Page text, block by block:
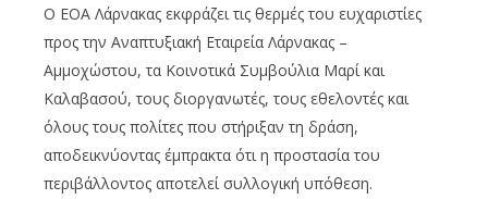
Ο ΕΟΑ Λάρνακας εκφράζει τις θερμές του ευχαριστίες
προς την Αναπτυξιακή Εταιρεία Λάρνακας –
Αμμοχώστου, τα Κοινοτικά Συμβούλια Μαρί και
Καλαβασού, τους διοργανωτές, τους εθελοντές και
όλους τους πολίτες που στήριξαν τη δράση,
αποδεικνύοντας έμπρακτα ότι η προστασία του
περιβάλλοντος αποτελεί συλλογική υπόθεση.